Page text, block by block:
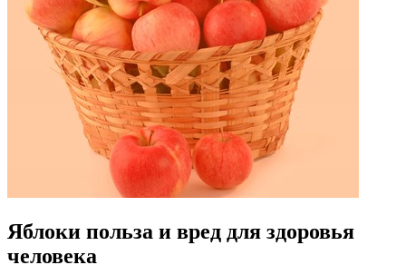
Яблоки польза и вред для здоровья
человека